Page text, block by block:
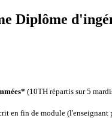
Diplôme
(10TH répartis sur 5
en fin de module (l'enseignant